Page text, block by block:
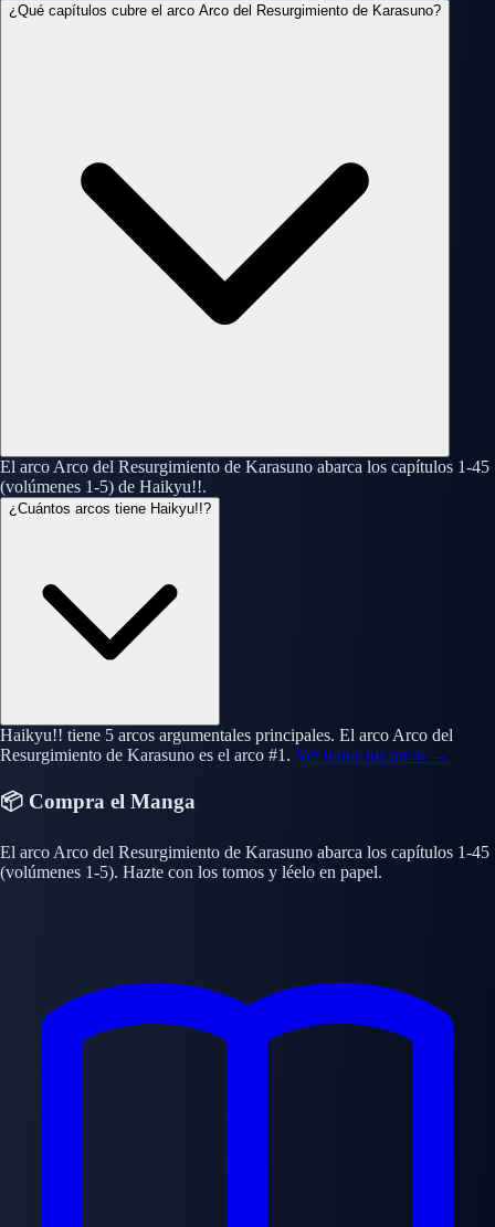
¿Qué capítulos cubre el arco Arco del Resurgimiento de Karasuno?
El arco Arco del Resurgimiento de Karasuno abarca los capítulos 1-45
(volúmenes 1-5) de Haikyu!!.
¿Cuántos arcos tiene Haikyu!!?
Haikyu!! tiene 5 arcos argumentales principales. El arco Arco del
Resurgimiento de Karasuno es el arco #1. Ver todos los arcos →
📦 Compra el Manga
El arco Arco del Resurgimiento de Karasuno abarca los capítulos 1-45
(volúmenes 1-5). Hazte con los tomos y léelo en papel.